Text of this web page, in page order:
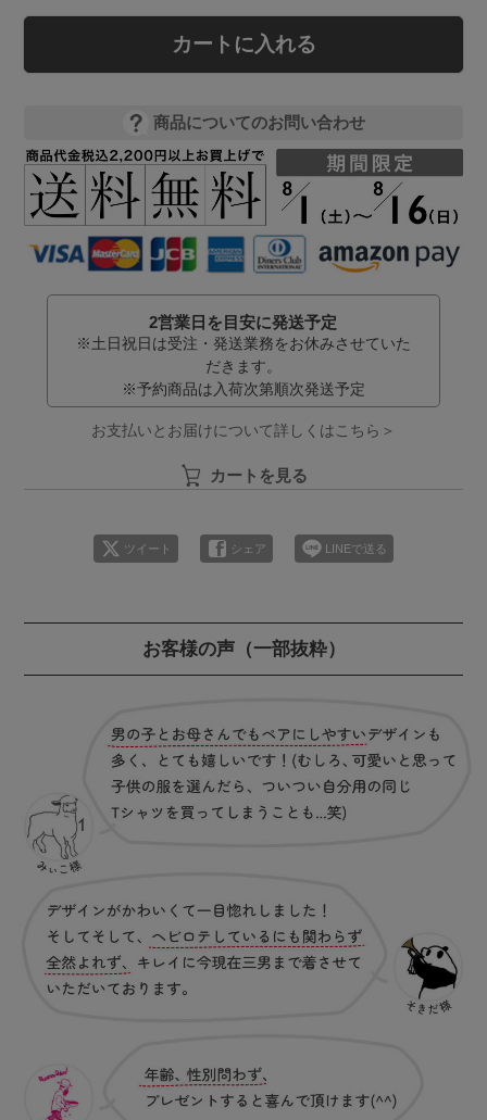
カートに入れる
商品についてのお問い合わせ
2営業日を目安に発送予定
※土日祝日は受注・発送業務をお休みさせていた
だきます。
※予約商品は入荷次第順次発送予定
お支払いとお届けについて詳しくはこちら＞
カートを見る
ツイート シェア LINEで送る
お客様の声（一部抜粋）